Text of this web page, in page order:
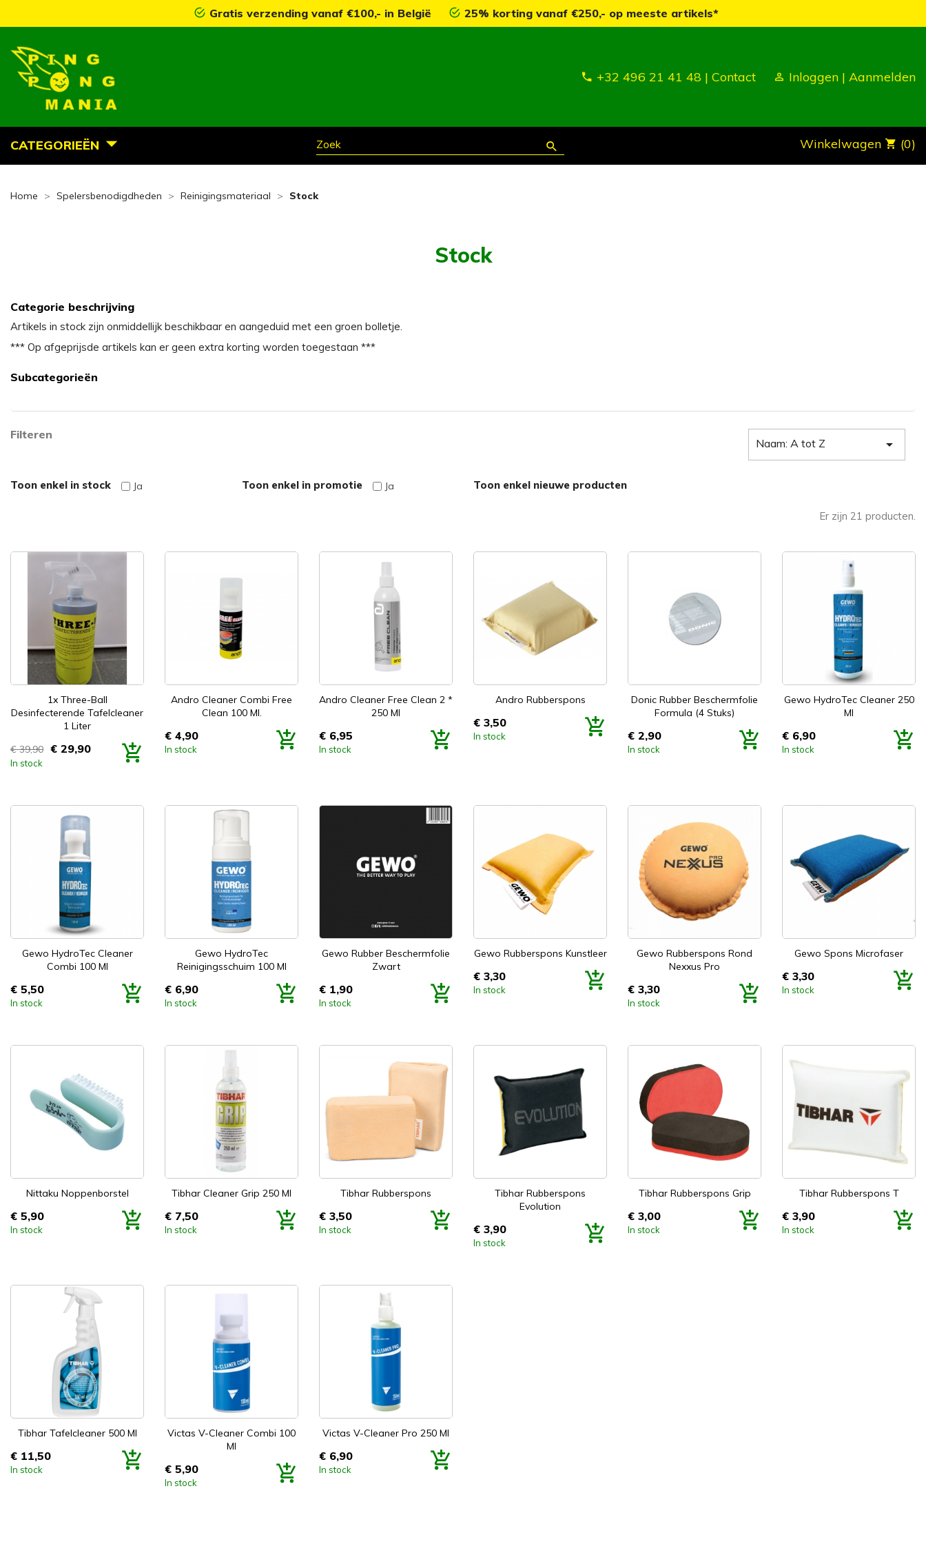
Gratis verzending vanaf €100,- in België 25% korting vanaf €250,- op meeste artikels*
+32 496 21 41 48 | Contact Inloggen | Aanmelden
CATEGORIEËN Winkelwagen (0)
Home Spelersbenodigdheden Reinigingsmateriaal Stock
Stock
Categorie beschrijving
Artikels in stock zijn onmiddellijk beschikbaar en aangeduid met een groen bolletje.
*** Op afgeprijsde artikels kan er geen extra korting worden toegestaan ***
Subcategorieën
Filteren
Naam: A tot Z 
Toon enkel in stock Ja Toon enkel in promotie Ja Toon enkel nieuwe producten
Er zijn 21 producten.
1x Three-Ball
Desinfecterende Tafelcleaner
1 Liter
Prijs
€ 39,90 € 29,90
In stock
Snel bekijken
Andro Cleaner Combi Free
Clean 100 Ml.
Prijs
€ 4,90
In stock
Snel bekijken
Andro Cleaner Free Clean 2 *
250 Ml
Prijs
€ 6,95
In stock
Snel bekijken Andro Rubberspons
Prijs
€ 3,50
In stock
Snel bekijken
Donic Rubber Beschermfolie
Formula (4 Stuks)
Prijs
€ 2,90
In stock
Snel bekijken
Gewo HydroTec Cleaner 250
Ml
Prijs
€ 6,90
In stock
Snel bekijken
Gewo HydroTec Cleaner
Combi 100 Ml
Prijs
€ 5,50
In stock
 Snel bekijken
Gewo HydroTec
Reinigingsschuim 100 Ml
Prijs
€ 6,90
In stock
Snel bekijken
Gewo Rubber Beschermfolie
Zwart
Prijs
€ 1,90
In stock
Snel bekijken Gewo Rubberspons Kunstleer
Prijs
€ 3,30
In stock
Snel bekijken
Gewo Rubberspons Rond
Nexxus Pro
Prijs
€ 3,30
In stock
Snel bekijken Gewo Spons Microfaser
Prijs
€ 3,30
In stock
 Snel bekijken
Nittaku Noppenborstel
Prijs
€ 5,90
In stock
Snel bekijken Tibhar Cleaner Grip 250 Ml
Prijs
€ 7,50
In stock
Snel bekijken Tibhar Rubberspons
Prijs
€ 3,50
In stock
Snel bekijken
Tibhar Rubberspons
Evolution
Prijs
€ 3,90
In stock
Snel bekijken Tibhar Rubberspons Grip
Prijs
€ 3,00
In stock
 Snel bekijken Tibhar Rubberspons T
Prijs
€ 3,90
In stock
Snel bekijken
Tibhar Tafelcleaner 500 Ml
Prijs
€ 11,50
In stock
Snel bekijken
Victas V-Cleaner Combi 100
Ml
Prijs
€ 5,90
In stock
Snel bekijken Victas V-Cleaner Pro 250 Ml
Prijs
€ 6,90
In stock
Snel bekijken